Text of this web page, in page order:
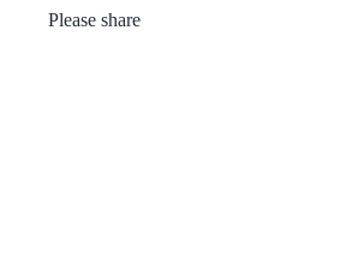
Please share